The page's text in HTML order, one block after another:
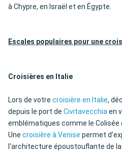
à Chypre, en Israël et en Égypte.
Escales populaires pour une
Croisières en Italie
Lors de votre croisière en Italie,
depuis le port de Civitavecchiaen
emblématiques comme le Colisée
Une croisière à Venise permet
l'architecture époustouflante de